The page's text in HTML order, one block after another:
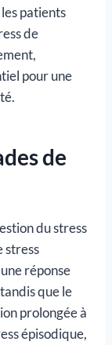
patients
de
pour une
de
du stress
stress
réponse
que le
prolongée à
épisodique,